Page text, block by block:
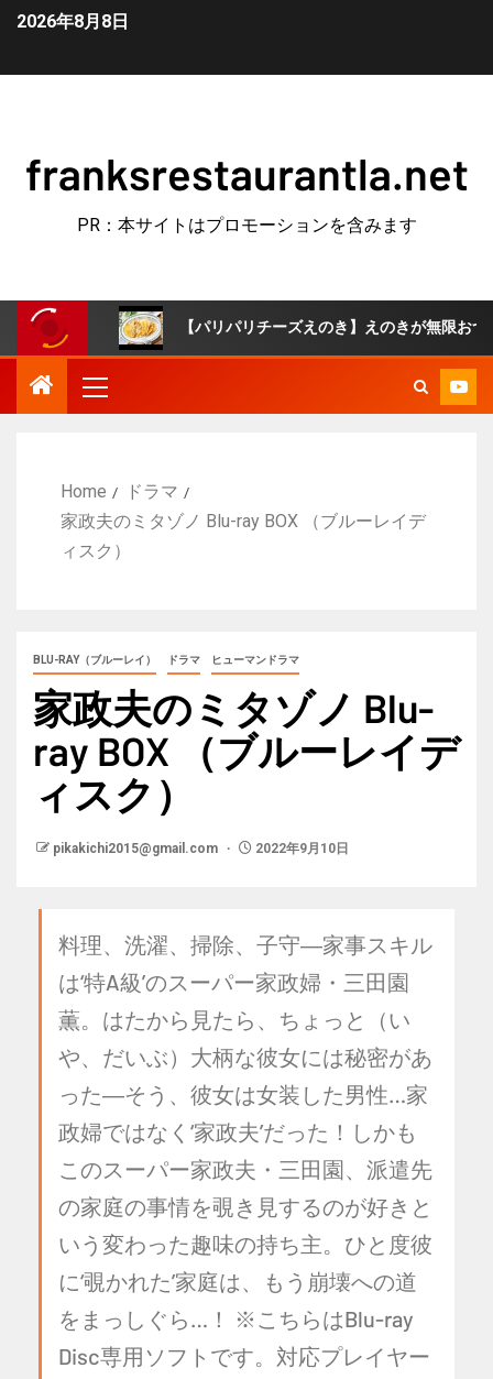
2026年8月8日
franksrestaurantla.net
PR：本サイトはプロモーションを含みます
【パリパリチーズえのき】えのきが無限おつまみに！
Home
ドラマ
家政夫のミタゾノ Blu-ray BOX （ブルーレイデ
ィスク）
BLU-RAY（ブルーレイ） ドラマ ヒューマンドラマ
家政夫のミタゾノ Blu-
ray BOX （ブルーレイデ
ィスク）
pikakichi2015@gmail.com 2022年9月10日
料理、洗濯、掃除、子守―家事スキル
は‘特A級’のスーパー家政婦・三田園
薫。はたから見たら、ちょっと（い
や、だいぶ）大柄な彼女には秘密があ
った―そう、彼女は女装した男性…家
政婦ではなく‘家政夫’だった！しかも
このスーパー家政夫・三田園、派遣先
の家庭の事情を覗き見するのが好きと
いう変わった趣味の持ち主。ひと度彼
に‘覗かれた’家庭は、もう崩壊への道
をまっしぐら…！ ※こちらはBlu-ray
Disc専用ソフトです。対応プレイヤー